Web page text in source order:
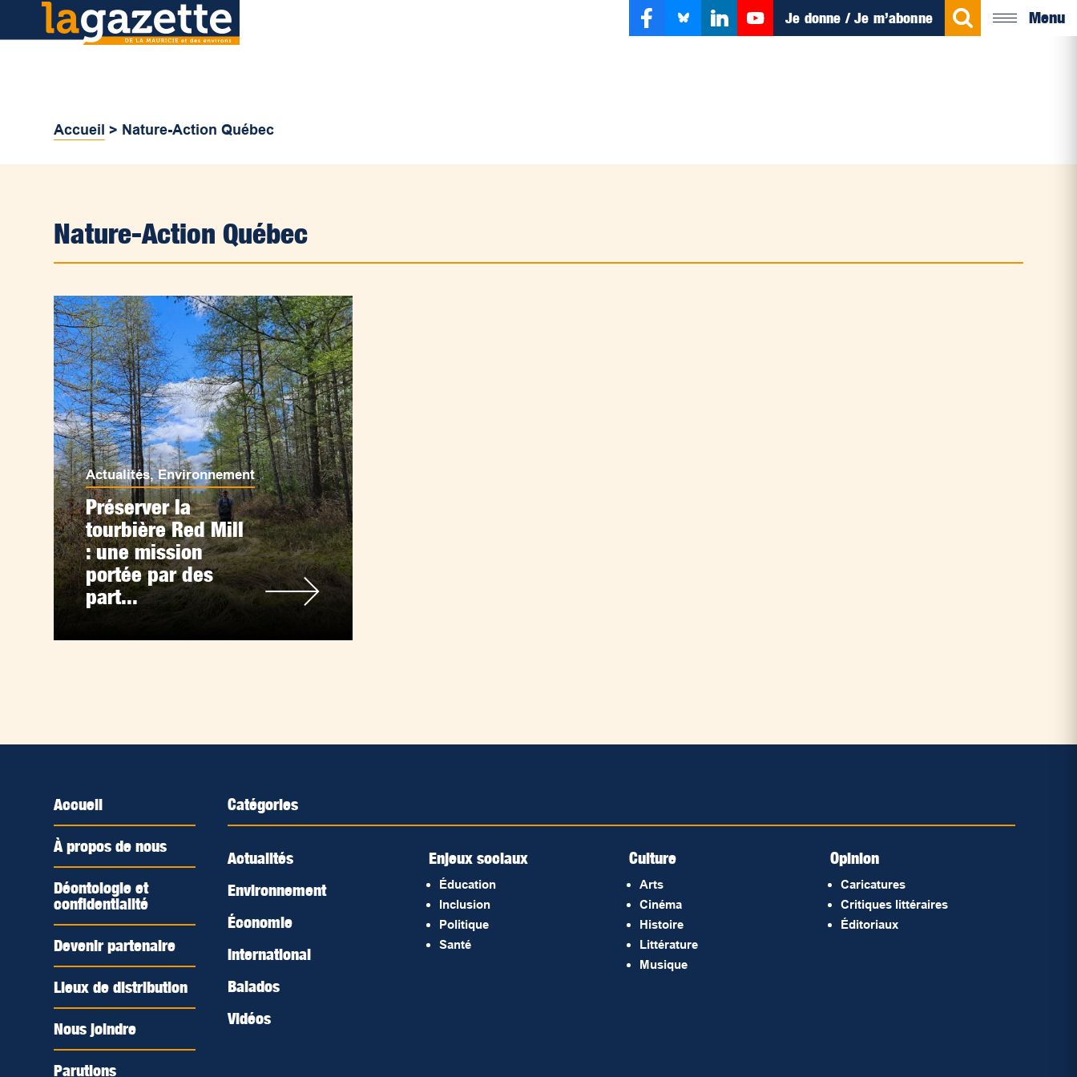
Je donne / Je m’abonne Menu
Accueil > Nature-Action Québec
Nature-Action Québec
Actualités,Environnement
Préserver la
tourbière Red Mill
: une mission
portée par des
part...
Accueil
À propos de nous
Déontologie et
confidentialité
Devenir partenaire
Lieux de distribution
Nous joindre
Parutions
Catégories
Actualités
Environnement
Économie
International
Balados
Vidéos
Enjeux sociaux
Éducation
Inclusion
Politique
Santé
Culture
Arts
Cinéma
Histoire
Littérature
Musique
Opinion
Caricatures
Critiques littéraires
Éditoriaux